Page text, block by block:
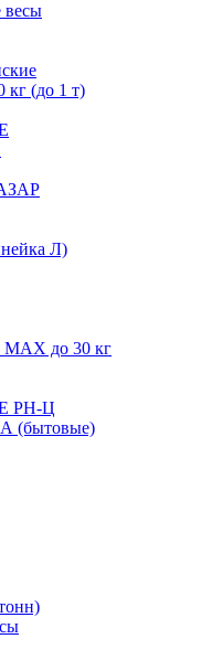
весы
кг (до 1 т)
Л)
MAX до 30 кг
РН-Ц
(бытовые)